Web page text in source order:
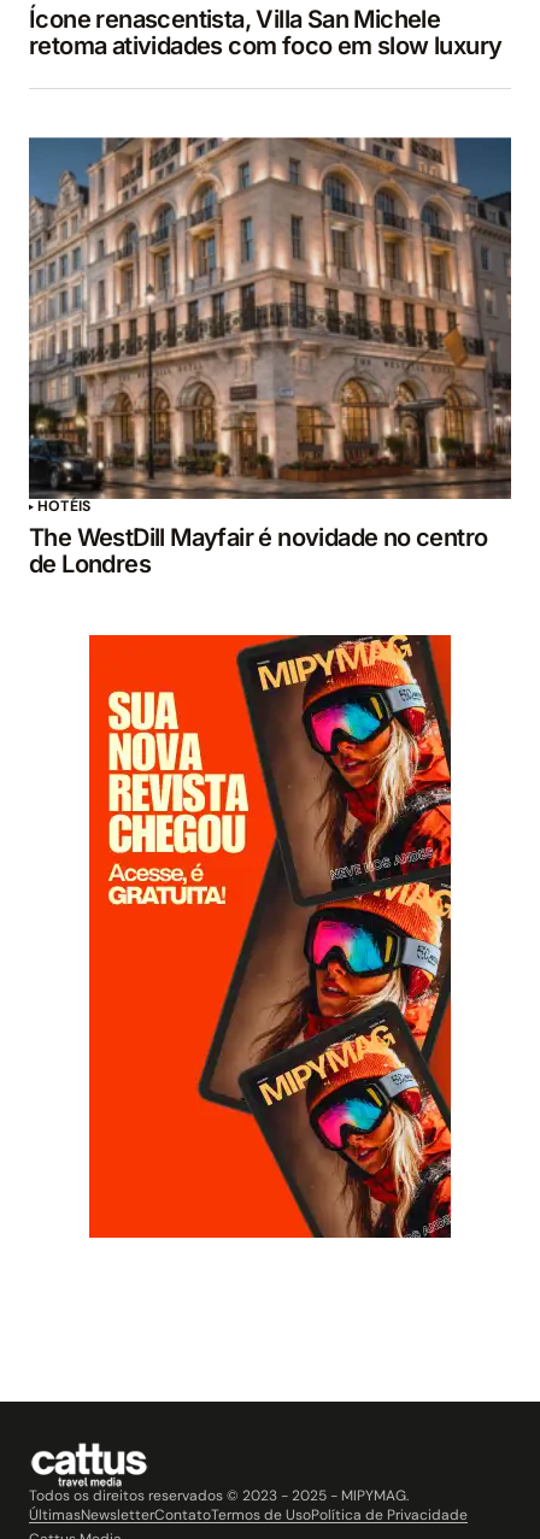
Ícone renascentista, Villa San Michele
retoma atividades com foco em slow luxury
HOTÉIS
The WestDill Mayfair é novidade no centro
de Londres
Todos os direitos reservados © 2023 - 2025 - MIPYMAG.
ÚltimasNewsletterContatoTermos de UsoPolítica de Privacidade